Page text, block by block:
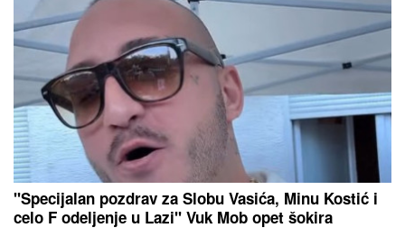
SMRŠALA 15 KILOGRAMA, PA
POKAZALA TELO U BIKINIJU
Voditeljka nakon porođaja ima telo
za medalju: Obavlja seoske poslove,
a kada se skine muškarcima padnu
vilice